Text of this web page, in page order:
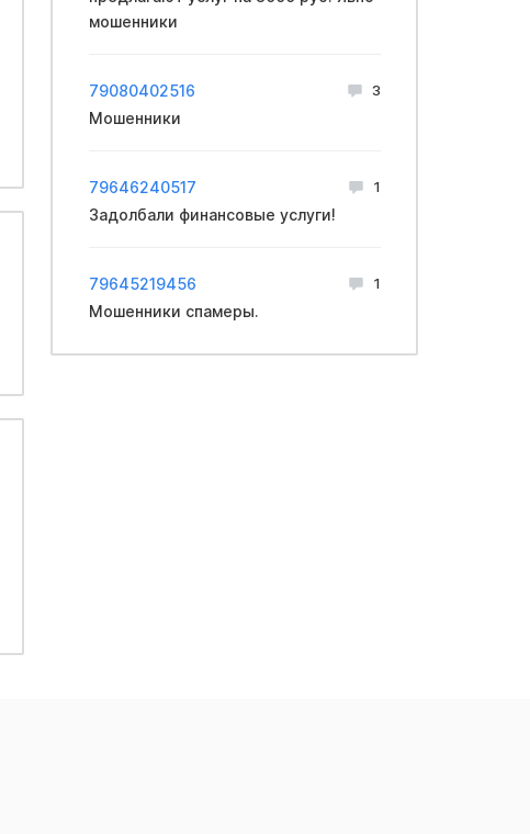
мошенники
79080402516 3
Мошенники
79646240517 1
Задолбали финансовые услуги!
79645219456 1
Мошенники спамеры.